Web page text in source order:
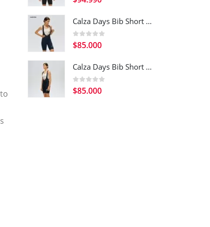
Calza Days Bib Short Navy Blue Women
0 out of 5
$85.000
Calza Days Bib Short Black Women
0 out of 5
$85.000